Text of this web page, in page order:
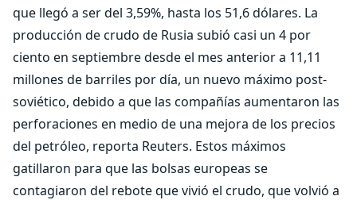
que llegó a ser del 3,59%, hasta los 51,6 dólares. La
producción de crudo de Rusia subió casi un 4 por
ciento en septiembre desde el mes anterior a 11,11
millones de barriles por día, un nuevo máximo post-
soviético, debido a que las compañías aumentaron las
perforaciones en medio de una mejora de los precios
del petróleo, reporta Reuters. Estos máximos
gatillaron para que las bolsas europeas se
contagiaron del rebote que vivió el crudo, que volvió a